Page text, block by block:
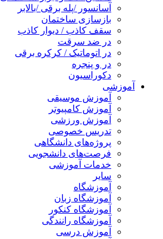
آسانسور /پله برقی /بالابر
بازسازی ساختمان
سقف کاذب / دیوار کاذب
در ضد سرقت
در اتوماتیک / کرکره برقی
در و پنجره
دکوراسیون
آموزشی
آموزش موسیقی
آموزش کامپیوتر
آموزش ورزشی
تدریس خصوصی
پروژه‌های دانشگاهی
فرصت‌های دانشجویی
خدمات آموزشی
سایر
آموزشگاه
آموزشگاه زبان
آموزشگاه کنکور
آموزشگاه رانندگی
آموزش درسی